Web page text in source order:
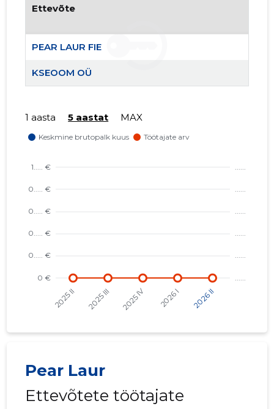
Ettevõte
PEAR LAUR FIE
KSEOOM OÜ
1 aasta 5 aastat MAX
Pear Laur
Ettevõtete töötajate